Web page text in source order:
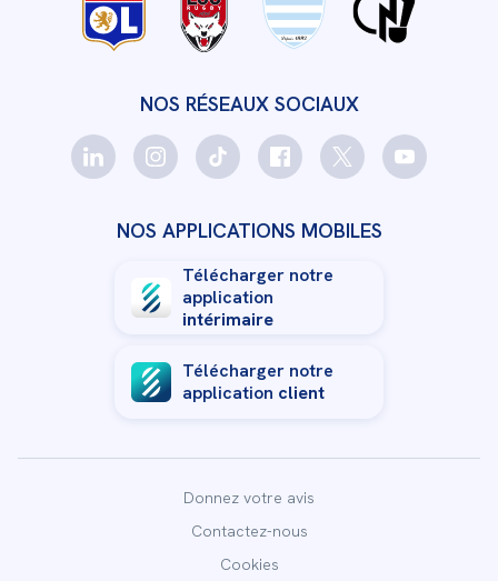
NOS RÉSEAUX SOCIAUX
NOS APPLICATIONS MOBILES
Télécharger notre
application
intérimaire
Télécharger notre
application client
Donnez votre avis
Contactez-nous
Cookies